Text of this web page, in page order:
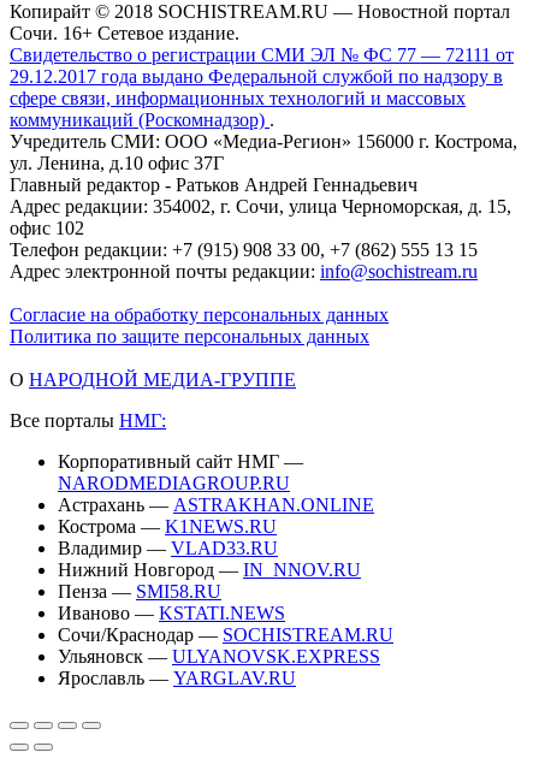
Копирайт © 2018 SOCHISTREAM.RU — Новостной портал
Сочи. 16+ Сетевое издание.
Свидетельство о регистрации СМИ ЭЛ № ФС 77 — 72111 от
29.12.2017 года выдано Федеральной службой по надзору в
сфере связи, информационных технологий и массовых
коммуникаций (Роскомнадзор) .
Учредитель СМИ: ООО «Медиа-Регион» 156000 г. Кострома,
ул. Ленина, д.10 офис 37Г
Главный редактор - Ратьков Андрей Геннадьевич
Адрес редакции: 354002, г. Сочи, улица Черноморская, д. 15,
офис 102
Телефон редакции: +7 (915) 908 33 00, +7 (862) 555 13 15
Адрес электронной почты редакции: info@sochistream.ru
Согласие на обработку персональных данных
Политика по защите персональных данных
О НАРОДНОЙ МЕДИА-ГРУППЕ
Все порталы НМГ:
Корпоративный сайт НМГ —
NARODMEDIAGROUP.RU
Астрахань — ASTRAKHAN.ONLINE
Кострома — K1NEWS.RU
Владимир — VLAD33.RU
Нижний Новгород — IN_NNOV.RU
Пенза — SMI58.RU
Иваново — KSTATI.NEWS
Сочи/Краснодар — SOCHISTREAM.RU
Ульяновск — ULYANOVSK.EXPRESS
Ярославль — YARGLAV.RU